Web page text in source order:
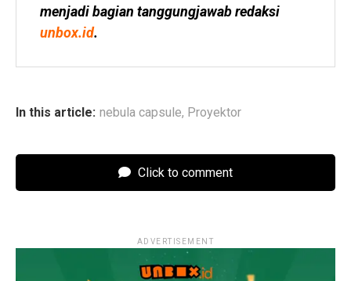
unbox.id.
In this article: nebula capsule, Proyektor
Click to comment
ADVERTISEMENT